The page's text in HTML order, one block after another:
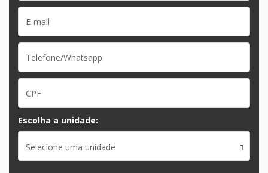
Escolha a unidade:
Selecione uma unidade